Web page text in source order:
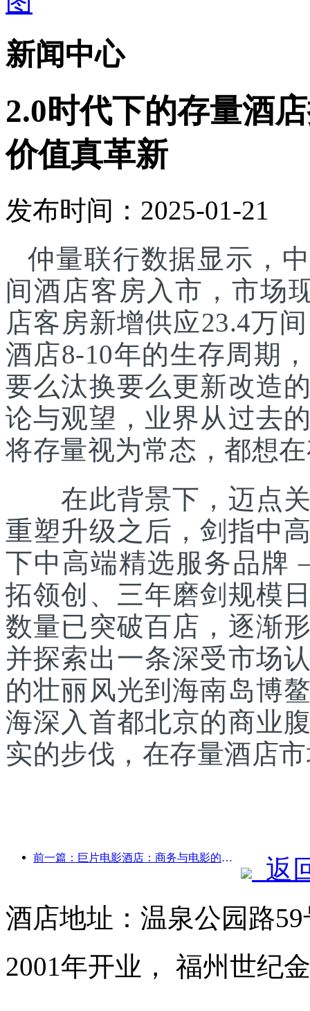
新闻中心
2.0时代下的存量酒
价值真革新
发布时间：2025-01-21
仲量联行数据显示，
间酒店客房入市，市场
店客房新增供应23.4万
酒店8-10年的生存周期
要么汰换要么更新改造
论与观望，业界从过去
将存量视为常态，都想
在此背景下，迈点关
重塑升级之后，剑指中
下中高端精选服务品
拓领创、三年磨剑规模
数量已突破百店，逐渐
并探索出一条深受市场
的壮丽风光到海南岛博
海深入首都北京的商业
实的步伐，在存量酒店
前一篇：巨片电影酒店：商务与电影的完美融合
返
酒店地址：温泉公园路
2001年开业， 福州世